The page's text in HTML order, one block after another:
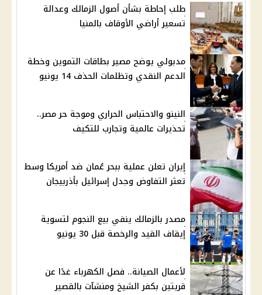
طلب إحاطة بشأن أصول الزمالك وعدالة
تسعير أراضي الأوقاف بالمنيا
مدبولي يوضح مصير بطاقات التموين وخطة
الدعم النقدي وتظلمات الحذف 14 يونيو
النينو والاحتباس الحراري وموجة حر مصر..
تحذيرات عالمية وتجارب للتكيف
إيران تعلن عملية ببحر عُمان ضد أمريكا وسط
تعثر التفاوض وجدل إسرائيل بأذربيجان
مصدر بالزمالك ينفي بيع النجوم لتسوية
إيقاف القيد والرخصة قبل 30 يونيو
لأعمال الصيانة.. فصل الكهرباء غدًا عن
قريتين بكفر الشيخ ومنشآت بالقصير